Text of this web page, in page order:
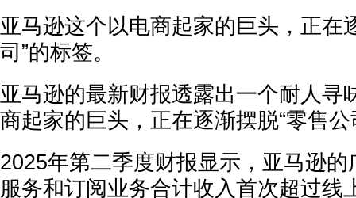
亚马逊这个以电商起家的巨头，正在
司”的标签。
亚马逊的最新财报透露出一个耐人寻
商起家的巨头，正在逐渐摆脱“零售公
2025年第二季度财报显示，亚马逊
服务和订阅业务合计收入首次超过线